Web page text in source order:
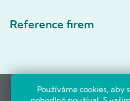
Používáme cookies, aby
Reference firem